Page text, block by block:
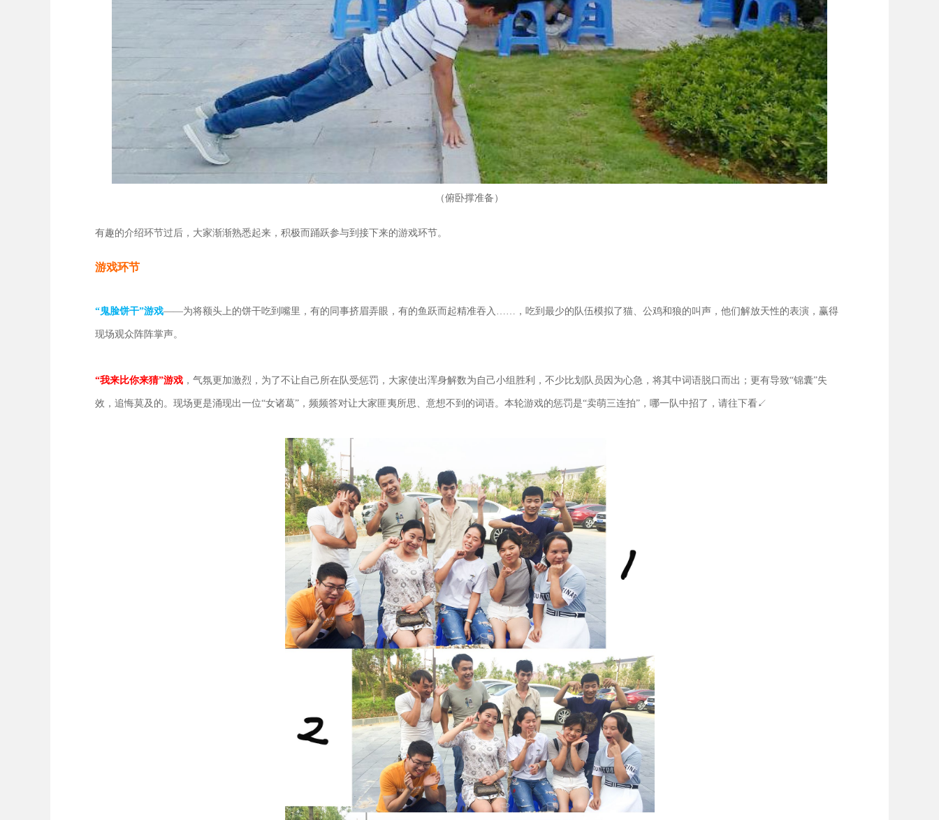
（俯卧撑准备 ）
有趣的介绍环节过后，大家渐渐熟悉起来，积极而踊跃参与到接下来的游戏环节。
游戏环节
“鬼脸饼干”游戏——为将额头上的饼干吃到嘴里，有的同事挤眉弄眼，有的鱼跃而起精准吞入……，吃到最少的队伍模拟了猫、公鸡和狼的叫声，他们解放天性的表演，赢得
现场观众阵阵掌声。
“我来比你来猜”游戏 ，气氛更加激烈，为了不让自己所在队受惩罚，大家使出浑身解数为自己小组胜利，不少比划队员因为心急，将其中词语脱口而出；更有导致“锦囊”失
效，追悔莫及的。现场更是涌现出一位“女诸葛”，频频答对让大家匪夷所思、意想不到的词语。本轮游戏的惩罚是“卖萌三连拍”，哪一队中招了，请往下看↙